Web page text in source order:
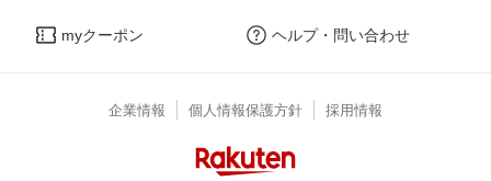
myクーポン ヘルプ・問い合わせ
企業情報 個人情報保護方針 採用情報